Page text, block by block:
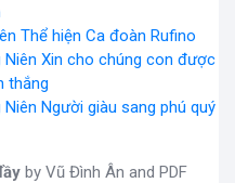
Thể hiện Ca đoàn Rufino
Niên Xin cho chúng con được
thắng
Người giàu sang phú quý
by Vũ Đình Ân and PDF